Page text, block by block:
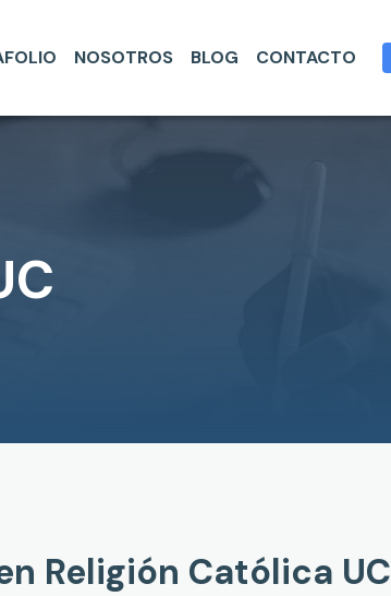
NOSOTROS BLOG CONTACTO
Religión Católica UC